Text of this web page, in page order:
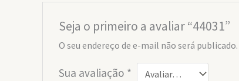
Seja o primeiro a avaliar “44031”
O seu endereço de e-mail não será publicado.
Sua avaliação *